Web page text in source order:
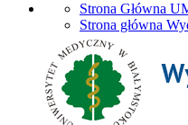
Strona Główna
Strona główna